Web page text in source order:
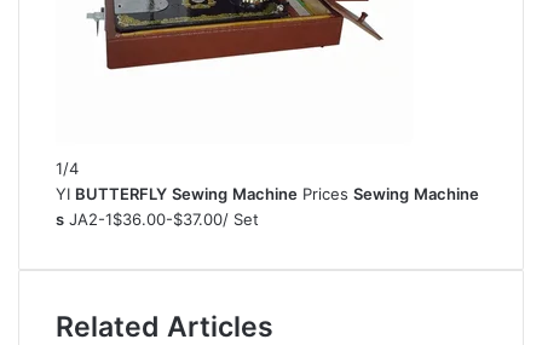
1/4
YI BUTTERFLY Sewing Machine Prices Sewing Machine
s JA2-1$36.00-$37.00/ Set
Related Articles